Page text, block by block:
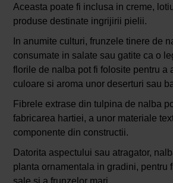
Aceasta poate fi inclusa in creme,
produse destinate ingrijirii pielii.
In anumite culturi, frunzele tinere de
consumate in salate sau gatite ca o
florile de nalba pot fi folosite pentru a
culoare si aroma unor deserturi sau
Fibrele extrase din tulpina de nalba
fabricarea hartiei, a unor materiale
componente din constructii.
Datorita aspectului sau atragator,
planta ornamentala in gradini, pentru
sale si a frunzelor mari.